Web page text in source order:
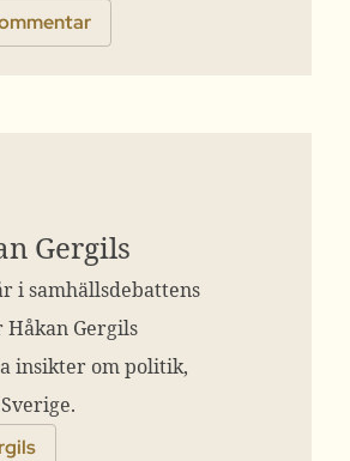
Gergils
i samhällsdebattens
Gergils
insikter om politik,